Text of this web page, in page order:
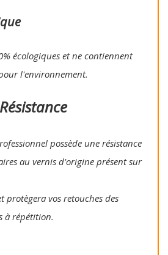
écologiques et ne contiennent
l'environnement.
possède une résistance
au vernis d'origine présent sur
protègera vos retouches des
à répétition.